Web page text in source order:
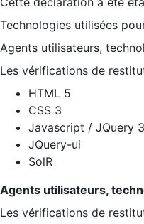
Technologies utilisées
Agents utilisateurs,
Les vérifications de
HTML 5
CSS 3
Javascript / JQuery
JQuery-ui
SolR
Agents utilisateurs,
Les vérifications de